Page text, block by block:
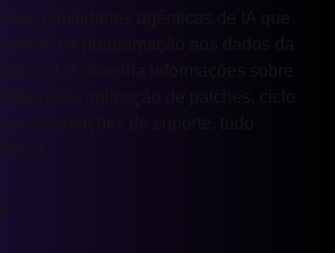
de habilidades agênticas de IA que
de programação aos dados da
real, e obtenha informações sobre
para aplicação de patches, ciclo
e orientações de suporte, tudo